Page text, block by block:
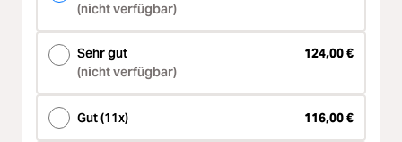
Loading... SALE
Loading...
(nicht verfügbar)
Sehr gut
(nicht verfügbar)
124,00 €
Gut (11x) 116,00 €